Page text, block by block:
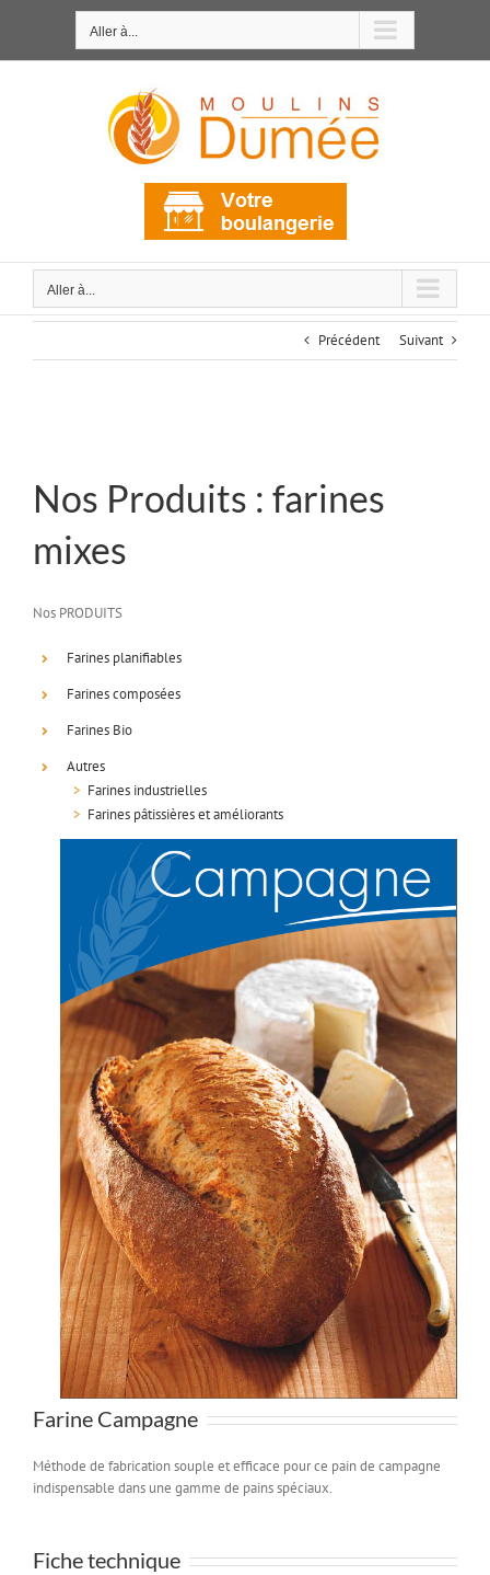
Aller à...
Aller à...
Précédent Suivant
Nos Produits : farines
mixes
Nos PRODUITS
Farines planifiables
Farines composées
Farines Bio
Autres
> Farines industrielles
> Farines pâtissières et améliorants
Farine Campagne
Méthode de fabrication souple et efficace pour ce pain de campagne
indispensable dans une gamme de pains spéciaux.
Fiche technique